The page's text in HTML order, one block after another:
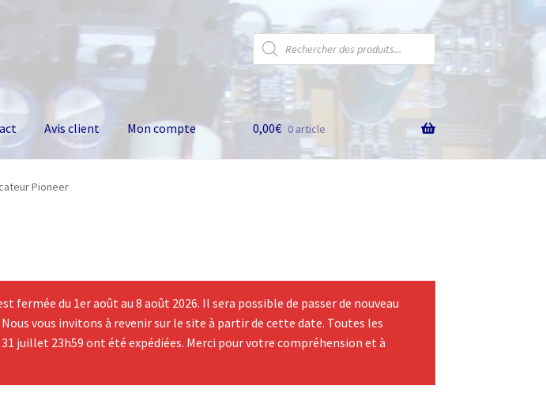
Recherche
de
produits
Avis client Mon compte 0,00€ 0 article
Pioneer
fermée du 1er août au 8 août 2026. Il sera possible de passer de nouveau
vous invitons à revenir sur le site à partir de cette date. Toutes les
juillet 23h59 ont été expédiées. Merci pour votre compréhension et à